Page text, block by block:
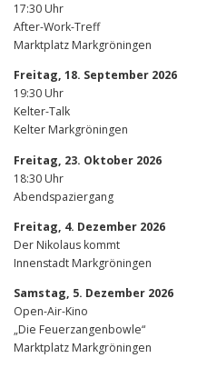
17:30 Uhr
After-Work-Treff
Marktplatz Markgröningen
Freitag, 18. September 2026
19:30 Uhr
Kelter-Talk
Kelter Markgröningen
Freitag, 23. Oktober 2026
18:30 Uhr
Abendspaziergang
Freitag, 4. Dezember 2026
Der Nikolaus kommt
Innenstadt Markgröningen
Samstag, 5. Dezember 2026
Open-Air-Kino
„Die Feuerzangenbowle“
Marktplatz Markgröningen